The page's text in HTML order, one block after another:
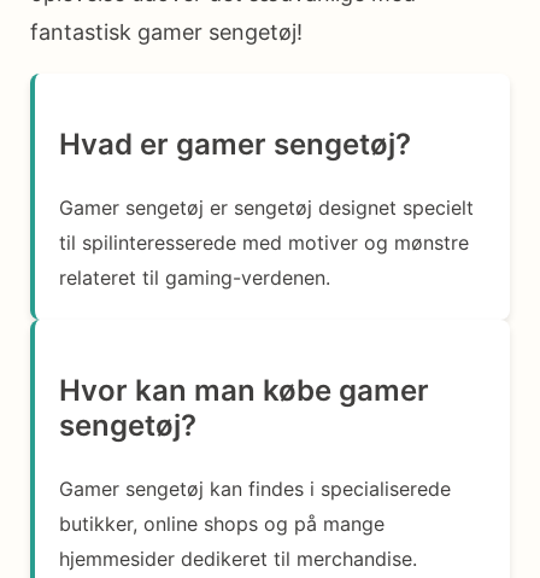
fantastisk gamer sengetøj!
Hvad er gamer sengetøj?
Gamer sengetøj er sengetøj designet specielt
til spilinteresserede med motiver og mønstre
relateret til gaming-verdenen.
Hvor kan man købe gamer
sengetøj?
Gamer sengetøj kan findes i specialiserede
butikker, online shops og på mange
hjemmesider dedikeret til merchandise.